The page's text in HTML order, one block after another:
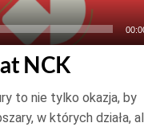
NCK
to nie tylko okazja, by
w których działa,